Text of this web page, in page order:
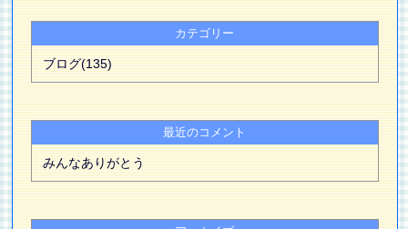
カテゴリー
ブログ(135)
最近のコメント
みんなありがとう